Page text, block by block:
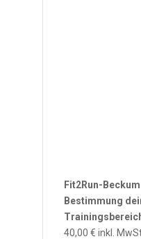
Fit2Run-Beckum
Bestimmung
40,00€ inkl.